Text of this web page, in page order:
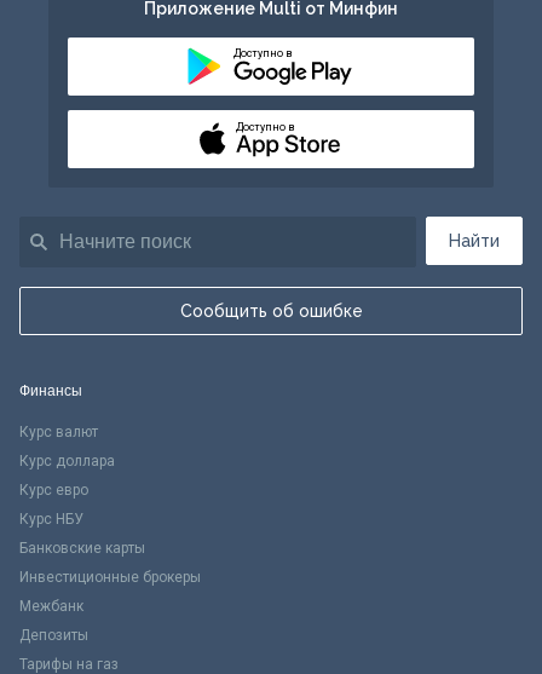
Найти
Сообщить об ошибке
Приложение Multi от Минфин
Доступно в
Доступно в
Финансы
Курс валют
Курс доллара
Курс евро
Курс НБУ
Банковские карты
Инвестиционные брокеры
Межбанк
Депозиты
Тарифы на газ